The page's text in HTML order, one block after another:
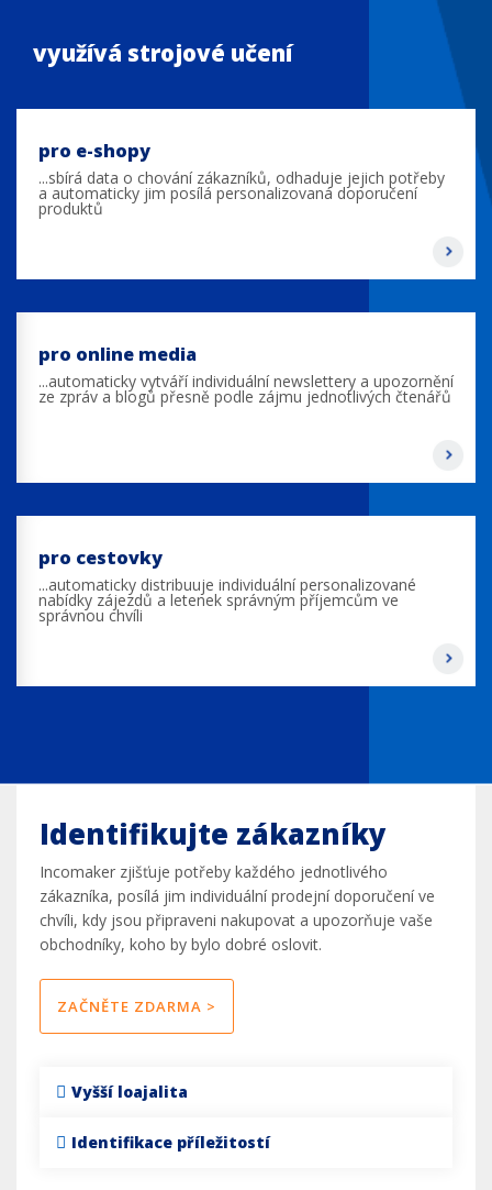
využívá strojové učení
pro e-shopy
...sbírá data o chování zákazníků, odhaduje jejich potřeby
a automaticky jim posílá personalizovaná doporučení
produktů
pro online media
...automaticky vytváří individuální newslettery a upozornění
ze zpráv a blogů přesně podle zájmu jednotlivých čtenářů
pro cestovky
...automaticky distribuuje individuální personalizované
nabídky zájezdů a letenek správným příjemcům ve
správnou chvíli
Identifikujte zákazníky
Incomaker zjišťuje potřeby každého jednotlivého
zákazníka, posílá jim individuální prodejní doporučení ve
chvíli, kdy jsou připraveni nakupovat a upozorňuje vaše
obchodníky, koho by bylo dobré oslovit.
ZAČNĚTE ZDARMA >
Vyšší loajalita
Identifikace příležitostí